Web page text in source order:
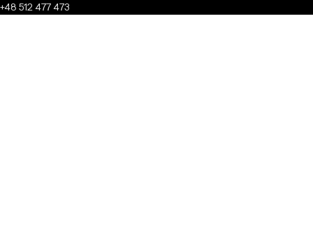
+48 512 477 473